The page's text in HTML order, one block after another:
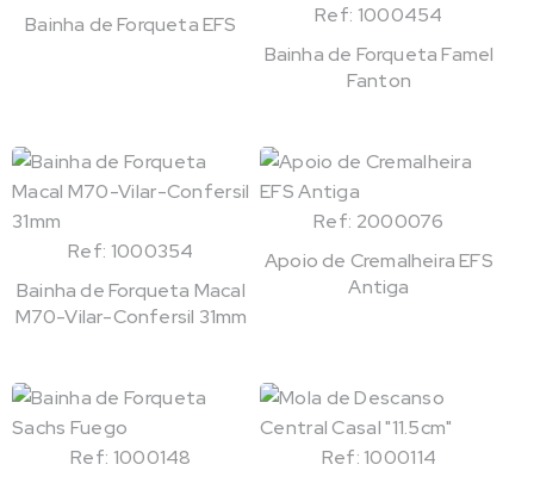
Bainha de Forqueta EFS
Ref: 1000454
Bainha de Forqueta Famel
Fanton
Ref: 1000354
Bainha de Forqueta Macal
M70-Vilar-Confersil 31mm
Ref: 2000076
Apoio de Cremalheira EFS
Antiga
Ref: 1000148
Ref: 1000114